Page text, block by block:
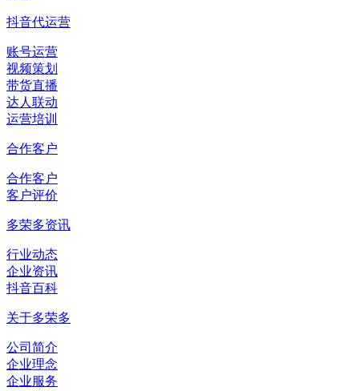
抖音代运营
账号运营
视频策划
带货直播
达人联动
运营培训
合作客户
合作客户
客户评价
多荣多资讯
行业动态
企业资讯
抖音百科
关于多荣多
公司简介
企业理念
企业服务